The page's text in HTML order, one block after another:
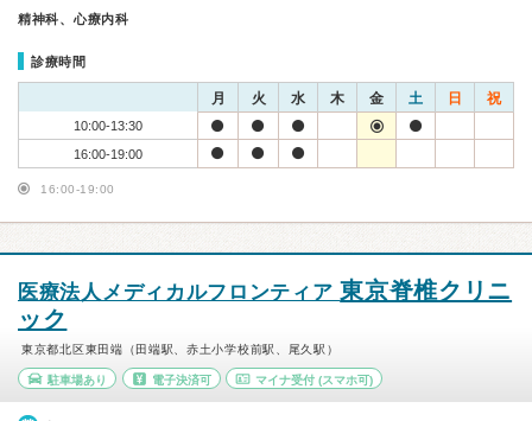
精神科、心療内科
診療時間
月 火 水 木 金 土 日 祝
10:00-13:30
16:00-19:00
16:00-19:00
医療法人メディカルフロンティア東京脊椎クリニ
ック
東京都北区東田端（田端駅、赤土小学校前駅、尾久駅）
駐車場あり 電子決済可 マイナ受付 (スマホ可)